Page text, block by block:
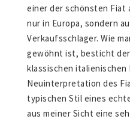
einer der schönsten Fiat
nur in Europa, sondern
Verkaufsschlager. Wie
gewöhnt ist, besticht
klassischen italienischen
Neuinterpretation des
typischen Stil eines
aus meiner Sicht eine